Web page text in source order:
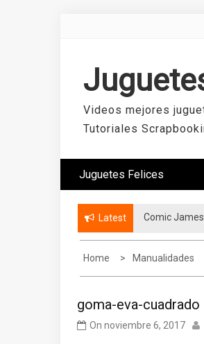
Videos mejores
Tutoriales
Juguetes Felices
Latest Comic James
Home Manualidades
goma-eva-cuadrado
On noviembre 6, 2017